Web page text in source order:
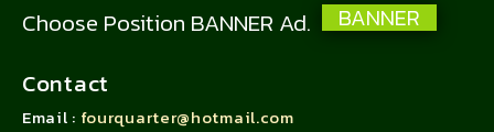
Choose Position BANNER Ad. BANNER
Contact
Email : fourquarter@hotmail.com